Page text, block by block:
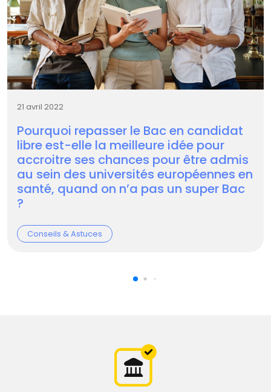
21 avril 2022
Pourquoi repasser le Bac en candidat
libre est-elle la meilleure idée pour
accroitre ses chances pour être admis
au sein des universités européennes en
santé, quand on n’a pas un super Bac
?
Conseils & Astuces